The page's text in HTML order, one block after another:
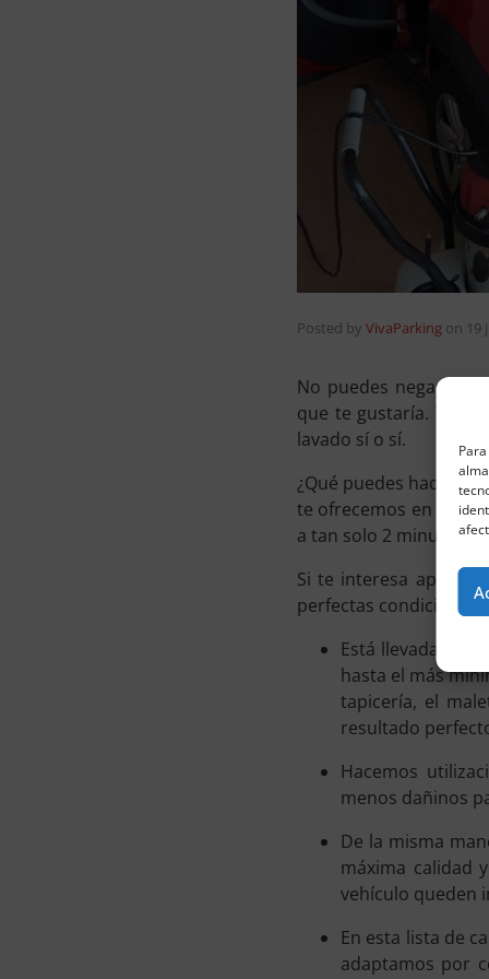
Posted by VivaParking on 19
No puedes negarlo,
que te gustaría. Y
lavado sí o sí.
¿Qué puedes hacer al
te ofrecemos en
Viva
a tan solo 2 minutos
Si te interesa
perfectas condiciones
Está llevada a
hasta el más
tapicería, el
resultado
Hacemos
menos dañinos
De la misma
máxima calidad
vehículo queden
En esta lista de
adaptamos por